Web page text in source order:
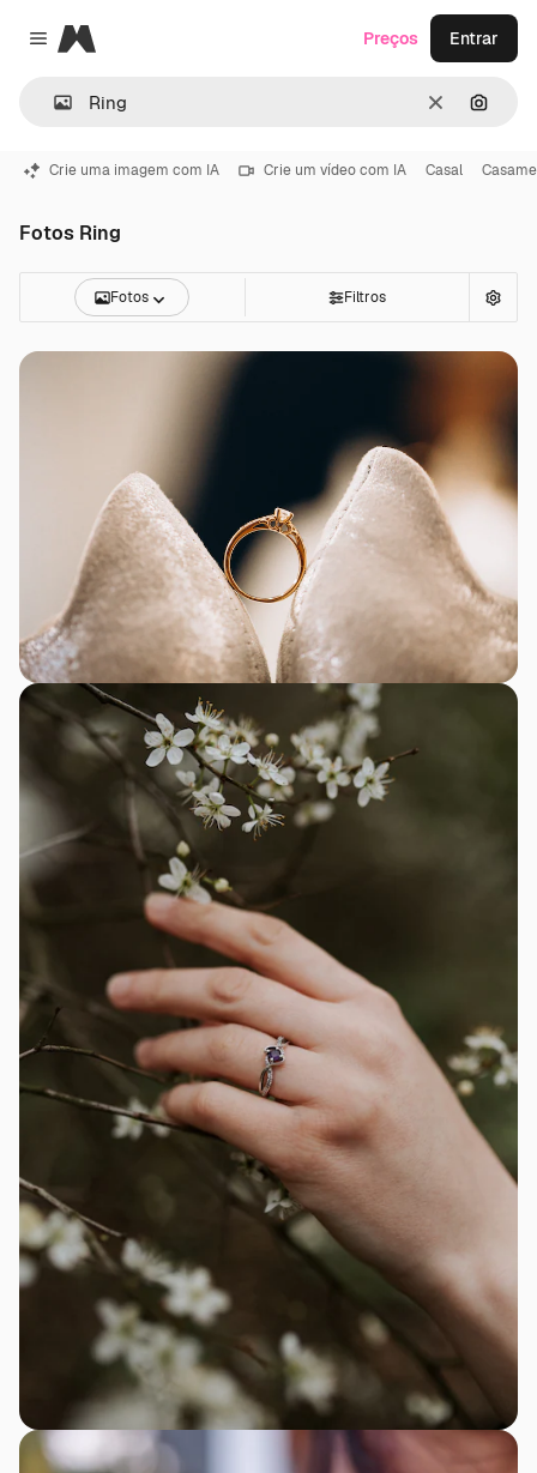
Close menu
Magnific
Limpar
Preços Entrar
Crie uma imagem com IA Crie um vídeo com IA Casal
Fotos Ring
Fotos Filtros